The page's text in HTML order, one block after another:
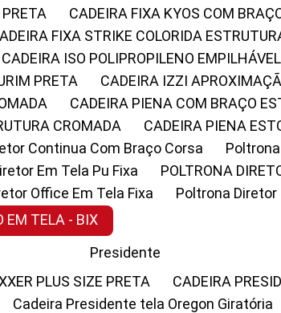
CADEIRA FIXA KYOS COM
CADEIRA FIXA STRIKE COLORIDA
CADEIRA ISO POLIPROPILENO
PRETA
CADEIRA IZZI
CADEIRA PIENA COM BRAÇO
CROMADA
CADEIRA PIENA
Continua Com Braço Corsa
Em Tela Pu Fixa
POLTRONA
Office Em Tela Fixa
Poltrona
EM TELA - BIX
Presidente
PLUS SIZE PRETA
CADEIRA
Cadeira Presidente tela Oregon Giratória